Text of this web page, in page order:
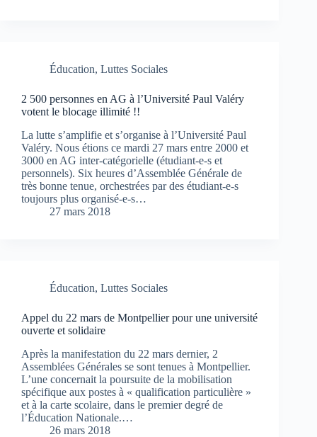
Éducation, Luttes Sociales
2 500 personnes en AG à l’Université Paul Valéry
votent le blocage illimité !!
La lutte s’amplifie et s’organise à l’Université Paul
Valéry. Nous étions ce mardi 27 mars entre 2000 et
3000 en AG inter-catégorielle (étudiant-e-s et
personnels). Six heures d’Assemblée Générale de
très bonne tenue, orchestrées par des étudiant-e-s
toujours plus organisé-e-s…
27 mars 2018
Éducation, Luttes Sociales
Appel du 22 mars de Montpellier pour une université
ouverte et solidaire
Après la manifestation du 22 mars dernier, 2
Assemblées Générales se sont tenues à Montpellier.
L’une concernait la poursuite de la mobilisation
spécifique aux postes à « qualification particulière »
et à la carte scolaire, dans le premier degré de
l’Éducation Nationale.…
26 mars 2018